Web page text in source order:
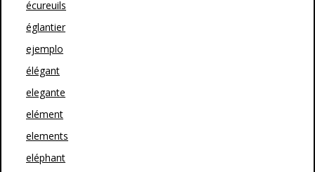
écureuils
églantier
ejemplo
élégant
elegante
elément
elements
eléphant